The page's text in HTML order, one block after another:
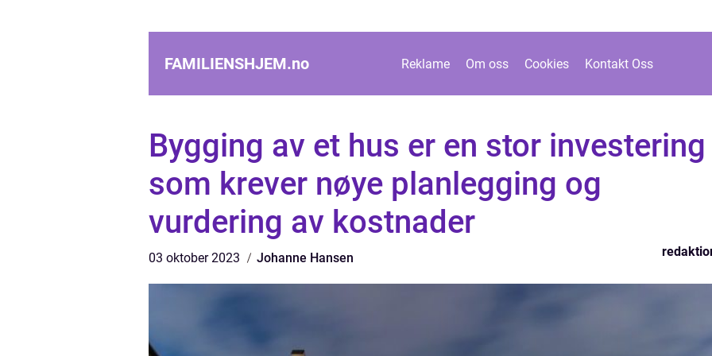
FAMILIENSHJEM.no Reklame Om oss Cookies Kontakt Oss
Bygging av et hus er en stor investering
som krever nøye planlegging og
vurdering av kostnader
03 oktober 2023 Johanne Hansen